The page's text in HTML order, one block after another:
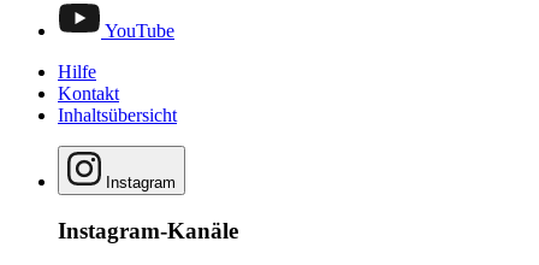
YouTube
Hilfe
Kontakt
Inhaltsübersicht
Instagram
Instagram-Kanäle